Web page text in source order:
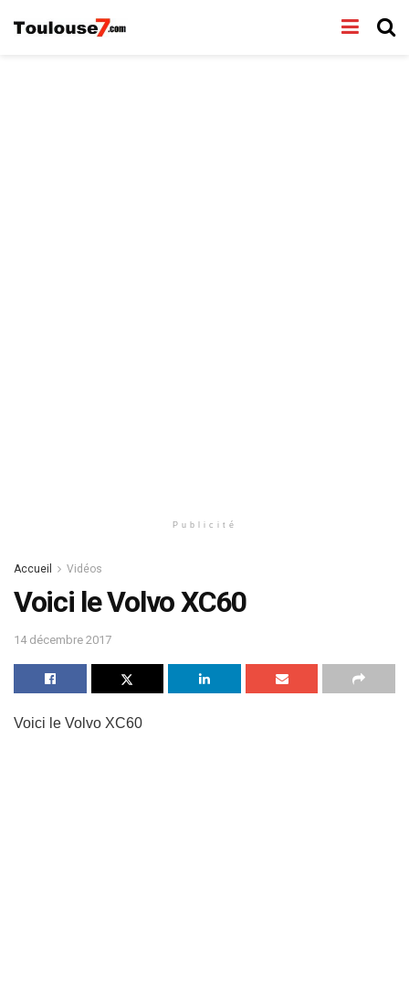
Publicité
Accueil Vidéos
Voici le Volvo XC60
14 décembre 2017
Voici le Volvo XC60